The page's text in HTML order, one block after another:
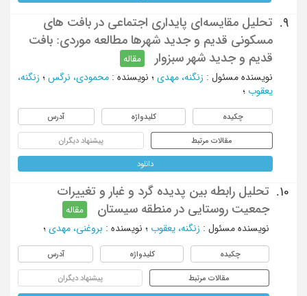
9.
تحلیل مقایسه‌ای پایداری اجتماعی در بافت های
مسکونی قدیم و جدید شهرها مطالعه موردی: بافت
قدیم و جدید شهر سبزوار
مقاله
نویسنده مسئول : زنگنه، مهدی ؛ نویسنده : محمودی، نرگس ؛ زنگنه،
یعقوب ؛
چکیده کلیدواژه آدرس
مقالات مرتبط پیشنهاد دیگران
دانلود
10.
تحلیل رابطه بین پدیده گرد و غبار و تغییرات
جمعیت روستایی در منطقه سیستان
مقاله
نویسنده مسئول : زنگنه، یعقوب ؛ نویسنده : بروغنی، مهدی ؛
چکیده کلیدواژه آدرس
مقالات مرتبط پیشنهاد دیگران